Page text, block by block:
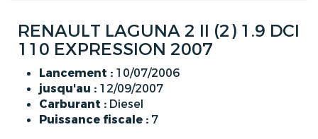
RENAULT LAGUNA 2 II (2) 1.9 DCI
110 EXPRESSION 2007
Lancement : 10/07/2006
jusqu'au : 12/09/2007
Carburant : Diesel
Puissance fiscale : 7